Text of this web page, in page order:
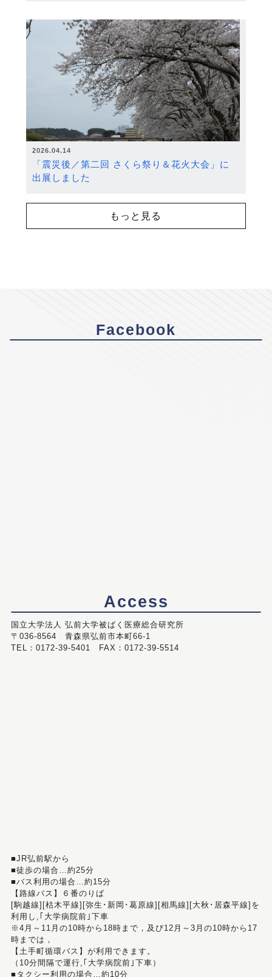
2026.04.14
「震災後／第二回 さくら祭り＆花火大会」に
出展しました
もっと見る
Facebook
Access
国立大学法人 弘前大学被ばく医療総合研究所
〒036-8564 青森県弘前市本町66-1
TEL：0172-39-5401 FAX：0172-39-5514
■JR弘前駅から
■徒歩の場合…約25分
■バス利用の場合…約15分
【路線バス】６番のりば
[駒越線][枯木平線][弥生･新岡･葛原線][相馬線][大秋･居森平線]を
利用し,｢大学病院前｣下車
※4月～11月の10時から18時まで，及び12月～3月の10時から17
時までは，
【土手町循環バス】が利用できます。
（10分間隔で運行,｢大学病院前｣下車）
■タクシー利用の場合…約10分